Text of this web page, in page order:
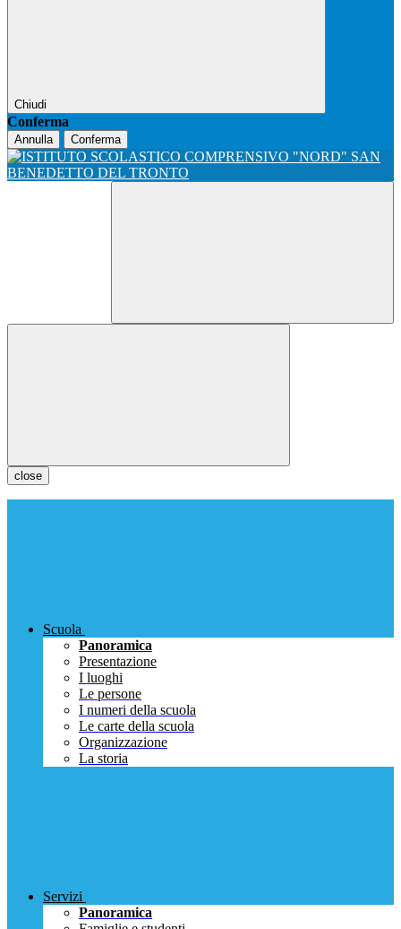
Chiudi
Conferma
Annulla Conferma
close
Scuola
Panoramica
Presentazione
I luoghi
Le persone
I numeri della scuola
Le carte della scuola
Organizzazione
La storia
Servizi
Panoramica